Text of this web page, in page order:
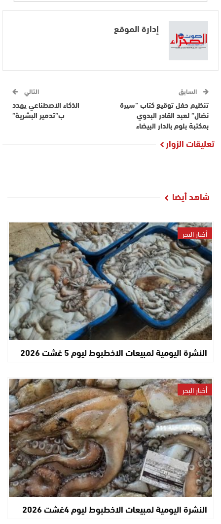
إدارة الموقع
السابق
تنظيم حفل توقيع كتاب “سيرة
نضال” لعبد القادر البدوي
بمكتبة بلوم بالدار البيضاء
التالي
الذكاء الاصطناعي يهدد
ب”تدمير البشرية”
تعليقات الزوار
شاهد أيضا
أخبار البحر
النشرة اليومية لمبيعات الاخطبوط ليوم 5 غشت 2026
أخبار البحر
النشرة اليومية لمبيعات الاخطبوط ليوم 4غشت 2026